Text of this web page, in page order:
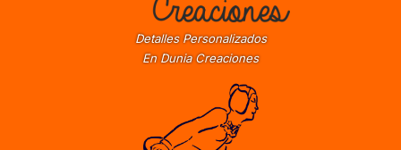
Detalles Personalizados
En Dunia Creaciones